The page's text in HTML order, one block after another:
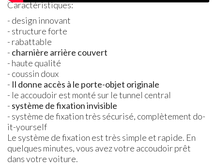
Caractéristiques:
- design innovant
- structure forte
- rabattable
- charnière arrière couvert
- haute qualité
- coussin doux
- Il donne accès à le porte-objet originale
- le accoudoir est monté sur le tunnel central
- système de fixation invisible
- système de fixation très sécurisé, complètement do-
it-yourself
Le système de fixation est très simple et rapide. En
quelques minutes, vous avez votre accoudoir prêt
dans votre voiture.